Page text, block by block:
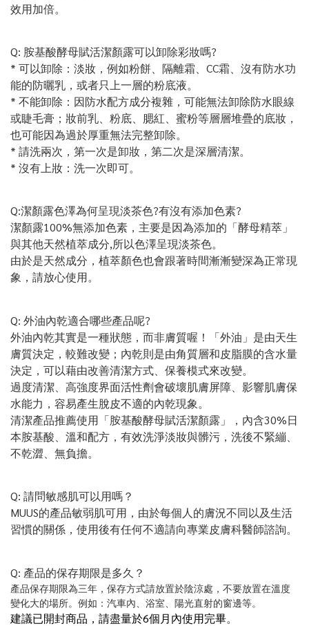
效用加倍。
Q: 胺基酸酵母賦活潔顏露可以卸除彩妝嗎?
* 可以卸除：淡妝，例如粉餅、隔離霜、CC霜、沒有防水功
能的防曬乳，或者只上一層的粉底液。
* 不能卸除：因防水配方成分複雜，可能無法卸除防水眼線
或睫毛膏；妝前乳、粉底、腮紅、蜜粉等層層堆疊的底妝，
也可能因為過於厚重無法完整卸除。
* 請洗兩次，第一次是卸妝，第二次是深層清潔。
* 沒有上妝：洗一次即可。
Q:潔顏露色澤為何呈現淡茶色?有沒有添加色素?
潔顏露100%無添加色素，主要是因為添加的「酵母精萃」
與其他天然植萃成分,所以色澤呈現淡茶色。
由於是天然成分，植萃顏色也會跟著時間漸漸變深為正常現
象，請放心使用。
Q: 外油內乾適合哪些產品呢?
外油內乾其實是一種狀態，而非膚質喔！「外油」是由天生
膚質決定，較難改變；內乾則是由角質層和皮脂膜的含水量
決定，可以藉由改善清潔方式、保養模式來改變。
過度清潔、高強度界面活性劑會破壞肌膚屏障、影響肌膚保
水能力，容易產生脫皮不適的內乾現象。
清潔產品推薦使用「胺基酸酵母賦活潔顏露」，內含30%日
本胺基酸、溫和配方，有效洗淨淡妝與髒污，洗後不緊繃、
不乾澀、無負擔。
Q: 請問敏感肌可以用嗎？
MUUS的產品敏弱肌可用，由於每個人的膚況不同以及生活
習慣的關係，使用後有任何不適請向專業皮膚科醫師諮詢。
Q: 產品的保存期限是多久？
產品保存期限為三年，保存方式請放置於陰涼處，不要放置在溫度
變化大的場所。例如：汽車內、浴室、陽光直射的窗邊等。
建議已開封商品，請盡量於6個月內使用完畢。